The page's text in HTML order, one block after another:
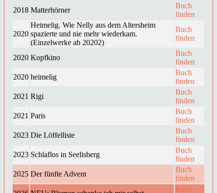
2018 Matterhörner
Buch
finden
2020
Heimelig. Wie Nelly aus dem Altersheim
spazierte und nie mehr wiederkam.
(Einzelwerke ab 20202)
Buch
finden
2020 Kopfkino
Buch
finden
2020 heimelig
Buch
finden
2021 Rigi
Buch
finden
2021 Paris
Buch
finden
2023 Die Löffelliste
Buch
finden
2023 Schlaflos in Seelisberg
Buch
finden
2025 Der fünfte Advent
Buch
finden
Buch